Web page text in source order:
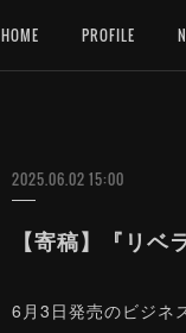
HOME PROFILE
2025.06.02 15:00
【寄稿】『リ
6月3日発売のビジネ